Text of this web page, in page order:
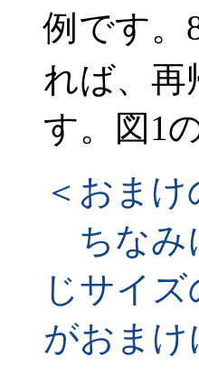
例です。
れば、再
す。図1
＜おま
ちなみ
じサイ
がおま